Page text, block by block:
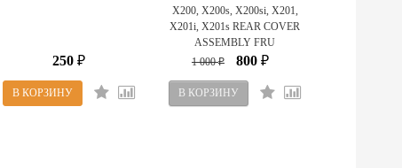
250 ₽
X201 75Y4590
X200, X200s, X200si, X201,
X201i, X201s REAR COVER
ASSEMBLY FRU
1 000₽ 800 ₽